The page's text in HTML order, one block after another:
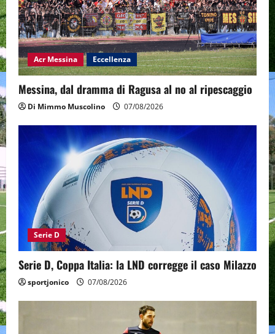
Acr Messina Eccellenza
Messina, dal dramma di Ragusa al no al ripescaggio
Di Mimmo Muscolino 07/08/2026
Serie D
Serie D, Coppa Italia: la LND corregge il caso Milazzo
sportjonico 07/08/2026